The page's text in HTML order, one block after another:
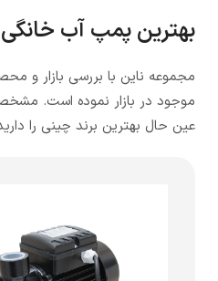
بهترین پمپ آب
مجموعه ناین با بررسی بازار و
موجود در بازار نموده است.
عین حال بهترین برند چینی را